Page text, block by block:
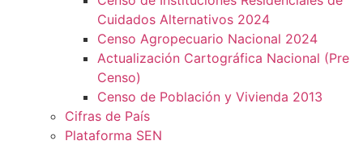
Cuidados Alternativos 2024
Censo Agropecuario Nacional 2024
Actualización Cartográfica Nacional (Pre
Censo)
Censo de Población y Vivienda 2013
Cifras de País
Plataforma SEN